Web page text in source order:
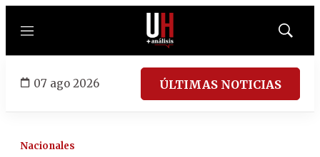
Menú
Mostrar
07 ago 2026 ÚLTIMAS NOTICIAS
Nacionales